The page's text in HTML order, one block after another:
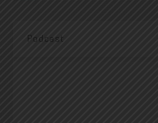
Podcast